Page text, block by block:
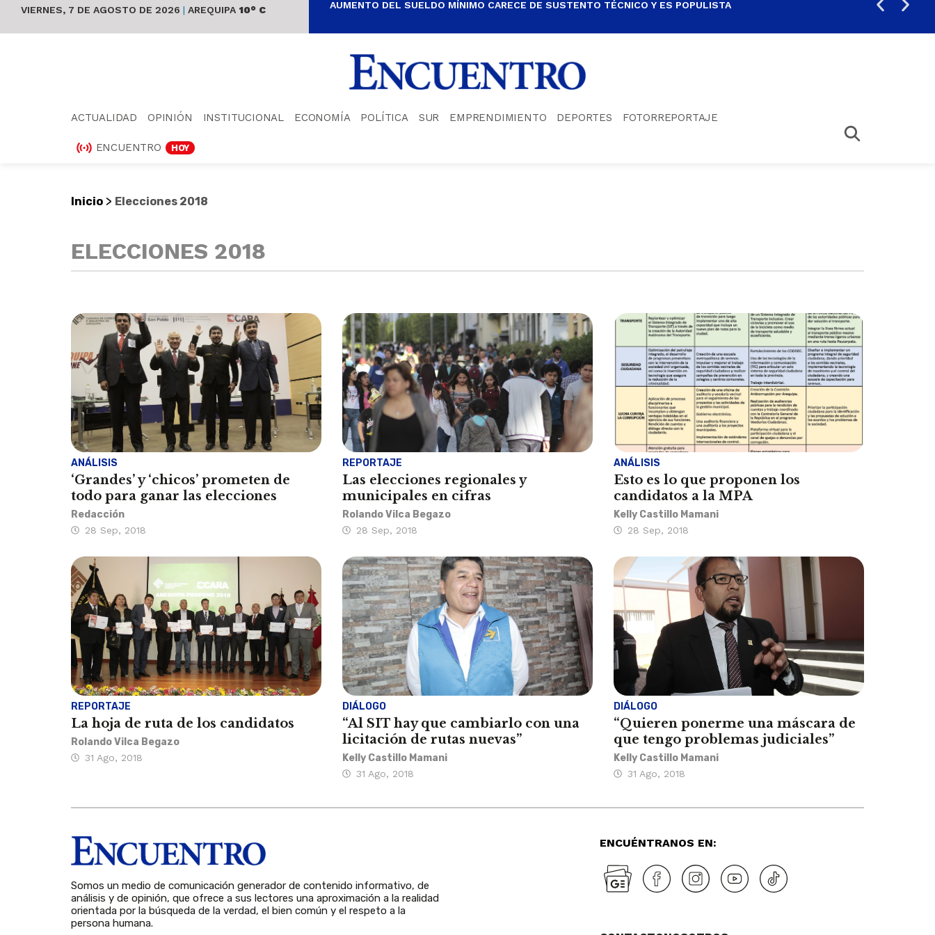
VIERNES, 7 DE AGOSTO DE 2026 | AREQUIPA 10° C AUMENTO DEL SUELDO MÍNIMO CARECE DE SUSTENTO TÉCNICO Y ES POPULISTA
ACTUALIDAD OPINIÓN INSTITUCIONAL ECONOMÍA POLÍTICA SUR EMPRENDIMIENTO DEPORTES FOTORREPORTAJE
ENCUENTRO HOY
Inicio > Elecciones 2018
ELECCIONES 2018
ANÁLISIS
‘Grandes’ y ‘chicos’ prometen de
todo para ganar las elecciones
Redacción
28 Sep, 2018
REPORTAJE
Las elecciones regionales y
municipales en cifras
Rolando Vilca Begazo
28 Sep, 2018
ANÁLISIS
Esto es lo que proponen los
candidatos a la MPA
Kelly Castillo Mamani
28 Sep, 2018
REPORTAJE
La hoja de ruta de los candidatos
Rolando Vilca Begazo
31 Ago, 2018
DIÁLOGO
“Al SIT hay que cambiarlo con una
licitación de rutas nuevas”
Kelly Castillo Mamani
31 Ago, 2018
DIÁLOGO
“Quieren ponerme una máscara de
que tengo problemas judiciales”
Kelly Castillo Mamani
31 Ago, 2018
Somos un medio de comunicación generador de contenido informativo, de
análisis y de opinión, que ofrece a sus lectores una aproximación a la realidad
orientada por la búsqueda de la verdad, el bien común y el respeto a la
persona humana.
ENCUÉNTRANOS EN: